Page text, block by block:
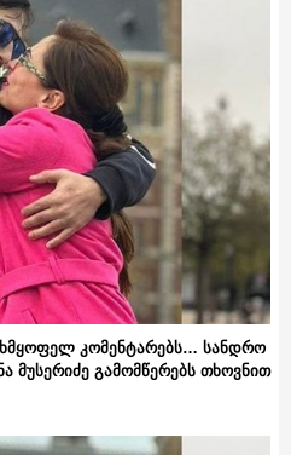
კომენტარებს… სანდრო
მუსერიძე გამომწერებს თხოვნით